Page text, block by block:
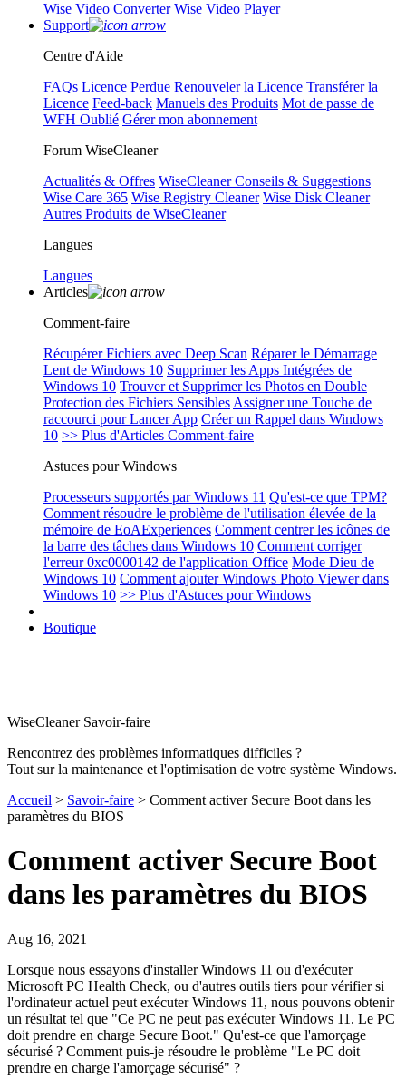
Wise Video Converter Wise Video Player
Support
Centre d'Aide
FAQs Licence Perdue Renouveler la Licence Transférer la
Licence Feed-back Manuels des Produits Mot de passe de
WFH Oublié Gérer mon abonnement
Forum WiseCleaner
Actualités & Offres WiseCleaner Conseils & Suggestions
Wise Care 365 Wise Registry Cleaner Wise Disk Cleaner
Autres Produits de WiseCleaner
Langues
Langues
Articles
Comment-faire
Récupérer Fichiers avec Deep Scan Réparer le Démarrage
Lent de Windows 10 Supprimer les Apps Intégrées de
Windows 10 Trouver et Supprimer les Photos en Double
Protection des Fichiers Sensibles Assigner une Touche de
raccourci pour Lancer App Créer un Rappel dans Windows
10 >> Plus d'Articles Comment-faire
Astuces pour Windows
Processeurs supportés par Windows 11 Qu'est-ce que TPM?
Comment résoudre le problème de l'utilisation élevée de la
mémoire de EoAExperiences Comment centrer les icônes de
la barre des tâches dans Windows 10 Comment corriger
l'erreur 0xc0000142 de l'application Office Mode Dieu de
Windows 10 Comment ajouter Windows Photo Viewer dans
Windows 10 >> Plus d'Astuces pour Windows
Boutique
WiseCleaner Savoir-faire
Rencontrez des problèmes informatiques difficiles ?
Tout sur la maintenance et l'optimisation de votre système Windows.
Accueil > Savoir-faire > Comment activer Secure Boot dans les
paramètres du BIOS
Comment activer Secure Boot
dans les paramètres du BIOS
Aug 16, 2021
Lorsque nous essayons d'installer Windows 11 ou d'exécuter
Microsoft PC Health Check, ou d'autres outils tiers pour vérifier si
l'ordinateur actuel peut exécuter Windows 11, nous pouvons obtenir
un résultat tel que "Ce PC ne peut pas exécuter Windows 11. Le PC
doit prendre en charge Secure Boot." Qu'est-ce que l'amorçage
sécurisé ? Comment puis-je résoudre le problème "Le PC doit
prendre en charge l'amorçage sécurisé" ?